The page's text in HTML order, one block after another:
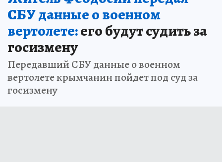
СБУ данные о военном
вертолете:его будут судить за
госизмену
Передавший СБУ данные о военном
вертолете крымчанин пойдет под суд за
госизмену